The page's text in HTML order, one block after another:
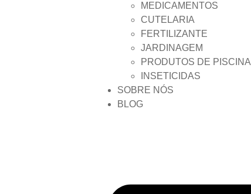
MEDICAMENTOS
CUTELARIA
FERTILIZANTE
JARDINAGEM
PRODUTOS DE PISCINA
INSETICIDAS
SOBRE NÓS
BLOG